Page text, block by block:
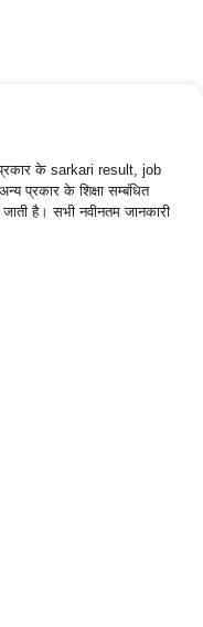
के sarkari result, job
प्रकार के शिक्षा सम्बंधित
है। सभी नवीनतम जानकारी